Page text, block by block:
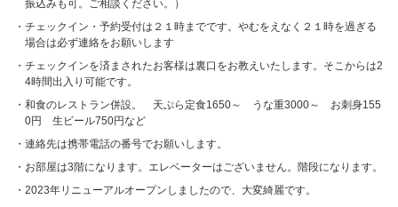
振込みも可。ご相談ください。）
チェックイン・予約受付は２１時までです。やむをえなく２１時を過ぎる
場合は必ず連絡をお願いします
チェックインを済まされたお客様は裏口をお教えいたします。そこからは2
4時間出入り可能です。
和食のレストラン併設。 天ぷら定食1650～ うな重3000～ お刺身155
0円 生ビール750円など
連絡先は携帯電話の番号でお願いします。
お部屋は3階になります。エレベーターはございません。階段になります。
2023年リニューアルオープンしましたので、大変綺麗です。